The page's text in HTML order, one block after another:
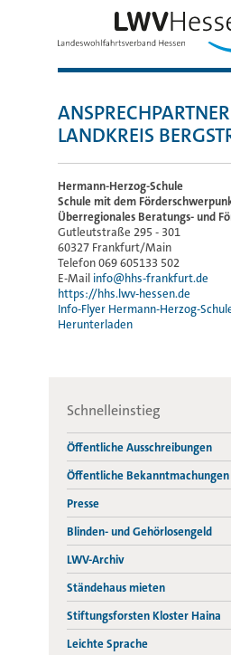
LANDKREIS
Hermann-Herzog-Schule
Schule mit dem
Überregionales Beratungs- und
Gutleutstraße 295 - 301
60327 Frankfurt/Main
Telefon 069 605133 502
E-Mail info@hhs-frankfurt.de
https://hhs.lwv-hessen.de
Info-Flyer Hermann-Herzog-
Herunterladen
Schnelleinstieg
Öffentliche Ausschreibungen
Öffentliche Bekanntmachungen
Presse
Blinden- und Gehörlosengeld
LWV-Archiv
Ständehaus mieten
Stiftungsforsten Kloster Haina
Leichte Sprache